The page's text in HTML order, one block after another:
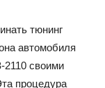
тюнинг
автомобиля
2110 своими
процедура